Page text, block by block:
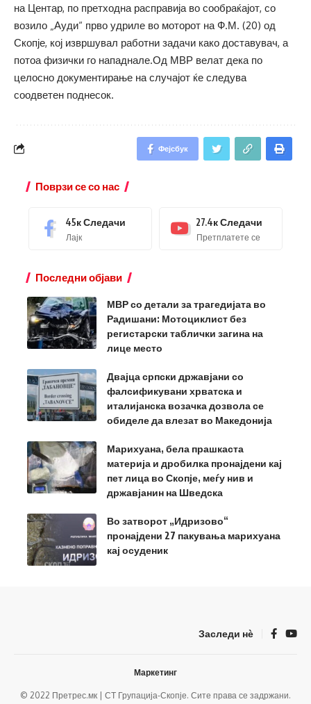
на Центар, по претходна расправија во сообраќајот, со
возило „Ауди“ прво удриле во моторот на Ф.М. (20) од
Скопје, кој извршувал работни задачи како доставувач, а
потоа физички го нападнале.Од МВР велат дека по
целосно документирање на случајот ќе следува
соодветен поднесок.
Фејсбук
Поврзи се со нас
45кСледачи
Лајк
27.4кСледачи
Претплатете се
Последни објави
МВР со детали за трагедијата во
Радишани: Мотоциклист без
регистарски таблички загина на
лице место
Двајца српски државјани со
фалсификувани хрватска и
италијанска возачка дозвола се
обиделе да влезат во Македонија
Марихуана, бела прашкаста
материја и дробилка пронајдени кај
пет лица во Скопје, меѓу нив и
државјанин на Шведска
Во затворот „Идризово“
пронајдени 27 пакувања марихуана
кај осуденик
Заследи нѐ
© 2022 Претрес.мк | СТ Групација-Скопје. Сите права се задржани.
Маркетинг